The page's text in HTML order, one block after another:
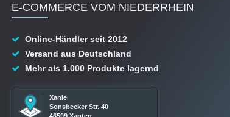
E-COMMERCE VOM NIEDERRHEIN
Online-Händler seit 2012
Versand aus Deutschland
Mehr als 1.000 Produkte lagernd
Xanie
Sonsbecker Str. 40